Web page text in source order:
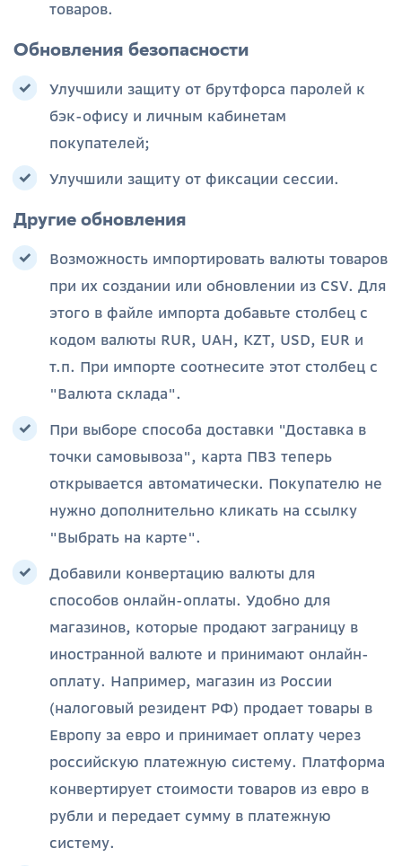
товаров.
Обновления безопасности
Улучшили защиту от брутфорса паролей к
бэк-офису и личным кабинетам
покупателей;
Улучшили защиту от фиксации сессии.
Другие обновления
Возможность импортировать валюты товаров
при их создании или обновлении из CSV. Для
этого в файле импорта добавьте столбец с
кодом валюты RUR, UAH, KZT, USD, EUR и
т.п. При импорте соотнесите этот столбец с
"Валюта склада".
При выборе способа доставки "Доставка в
точки самовывоза", карта ПВЗ теперь
открывается автоматически. Покупателю не
нужно дополнительно кликать на ссылку
"Выбрать на карте".
Добавили конвертацию валюты для
способов онлайн-оплаты. Удобно для
магазинов, которые продают заграницу в
иностранной валюте и принимают онлайн-
оплату. Например, магазин из России
(налоговый резидент РФ) продает товары в
Европу за евро и принимает оплату через
российскую платежную систему. Платформа
конвертирует стоимости товаров из евро в
рубли и передает сумму в платежную
систему.